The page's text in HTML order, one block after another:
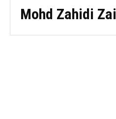
Mohd Zahidi